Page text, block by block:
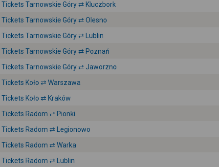
Tickets Tarnowskie Góry ⇄ Kluczbork
Tickets Tarnowskie Góry ⇄ Olesno
Tickets Tarnowskie Góry ⇄ Lublin
Tickets Tarnowskie Góry ⇄ Poznań
Tickets Tarnowskie Góry ⇄ Jaworzno
Tickets Koło ⇄ Warszawa
Tickets Koło ⇄ Kraków
Tickets Radom ⇄ Pionki
Tickets Radom ⇄ Legionowo
Tickets Radom ⇄ Warka
Tickets Radom ⇄ Lublin